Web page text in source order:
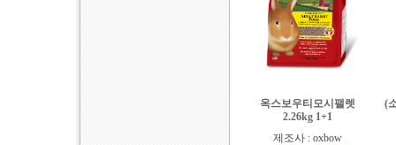
옥스보우티모시팰렛
2.26kg 1+1
제조사 : oxbow
(